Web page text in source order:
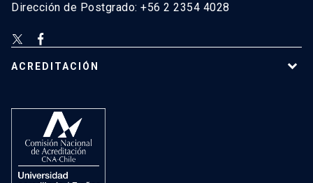
Dirección de Postgrado: +56 2 2354 4028
ACREDITACIÓN